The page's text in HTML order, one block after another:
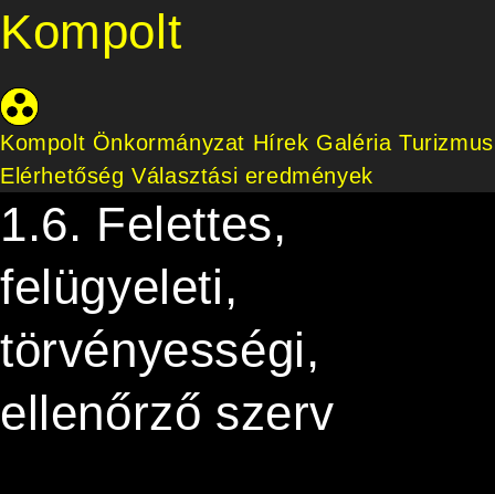
Kompolt
Kompolt Önkormányzat Hírek Galéria Turizmus
Elérhetőség Választási eredmények
1.6. Felettes,
felügyeleti,
törvényességi,
ellenőrző szerv